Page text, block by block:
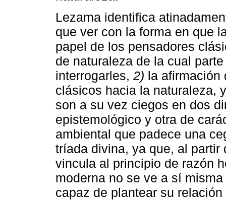
Lezama identifica
que ver con la forma en que
papel de los pensadores
de naturaleza de la cual
interrogarles, 2) la afirmación
clásicos hacia la naturaleza,
son a su vez ciegos en dos
epistemológico y otra de
ambiental que padece una
tríada divina, ya que, al
vincula al principio de razón
moderna no se ve a sí
capaz de plantear su